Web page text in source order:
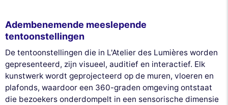
Adembenemende meeslepende
tentoonstellingen
De tentoonstellingen die in L'Atelier des Lumières worden
gepresenteerd, zijn visueel, auditief en interactief. Elk
kunstwerk wordt geprojecteerd op de muren, vloeren en
plafonds, waardoor een 360-graden omgeving ontstaat
die bezoekers onderdompelt in een sensorische dimensie